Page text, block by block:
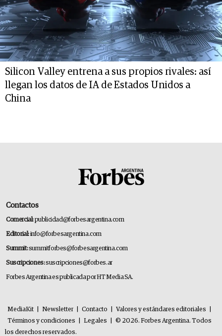
Silicon Valley entrena a sus propios rivales: así
llegan los datos de IA de Estados Unidos a
China
Contactos
Comercial:publicidad@forbesargentina.com
Editorial:info@forbesargentina.com
Summit:summitforbes@forbesargentina.com
Suscripciones:suscripciones@forbes.ar
Forbes Argentina es publicada por HT Media SA.
MediaKit Newsletter Contacto Valores y estándares editoriales
Términos y condiciones
Legales
© 2026. Forbes Argentina. Todos
los derechos reservados.